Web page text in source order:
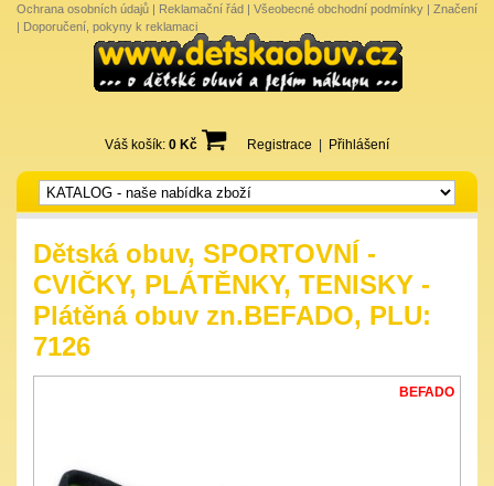
Ochrana osobních údajů | Reklamační řád | Všeobecné obchodní podmínky | Značení
| Doporučení, pokyny k reklamaci
Váš košík: 0 Kč Registrace Přihlášení
Dětská obuv, SPORTOVNÍ -
CVIČKY, PLÁTĚNKY, TENISKY -
Plátěná obuv zn.BEFADO, PLU:
7126
BEFADO